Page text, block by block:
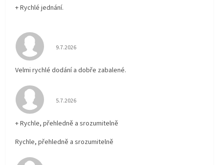
+ Rychlé jednání.
Hodnocení obchodu je 5 z 5 hvězdiček.
9.7.2026
Velmi rychlé dodání a dobře zabalené.
Hodnocení obchodu je 5 z 5 hvězdiček.
5.7.2026
+ Rychle, přehledně a srozumitelně
Rychle, přehledně a srozumitelně